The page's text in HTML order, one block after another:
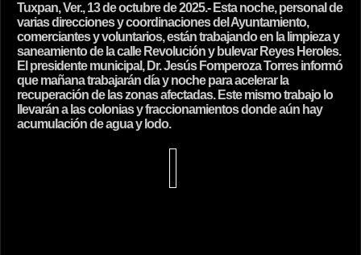
Tuxpan, Ver., 13 de octubre de 2025.- Esta noche, personal de
varias direcciones y coordinaciones del Ayuntamiento,
comerciantes y voluntarios, están trabajando en la limpieza y
saneamiento de la calle Revolución y bulevar Reyes Heroles.
El presidente municipal, Dr. Jesús Fomperoza Torres informó
que mañana trabajarán día y noche para acelerar la
recuperación de las zonas afectadas. Este mismo trabajo lo
llevarán a las colonias y fraccionamientos donde aún hay
acumulación de agua y lodo.